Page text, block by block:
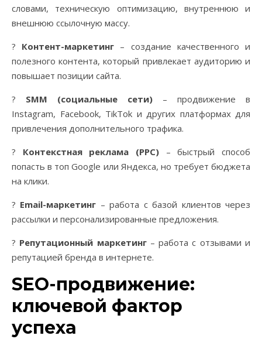
словами, техническую оптимизацию, внутреннюю и
внешнюю ссылочную массу.
? Контент-маркетинг – создание качественного и
полезного контента, который привлекает аудиторию и
повышает позиции сайта.
? SMM (социальные сети) – продвижение в
Instagram, Facebook, TikTok и других платформах для
привлечения дополнительного трафика.
? Контекстная реклама (PPC) – быстрый способ
попасть в топ Google или Яндекса, но требует бюджета
на клики.
? Email-маркетинг – работа с базой клиентов через
рассылки и персонализированные предложения.
? Репутационный маркетинг– работа с отзывами и
репутацией бренда в интернете.
SEO-продвижение:
ключевой фактор
успеха